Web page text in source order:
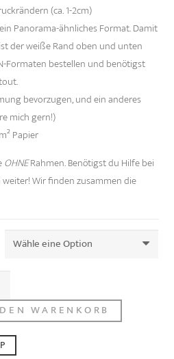
(ca. 1-2cm)
Panorama-ähnliches Format. Damit
der weiße Rand oben und unten
Formaten bestellen und benötigst
bevorzugen, und ein anderes
mich gern!)
Papier
OHNERahmen. Benötigst du Hilfe bei
Wir finden zusammen die
WARENKORB